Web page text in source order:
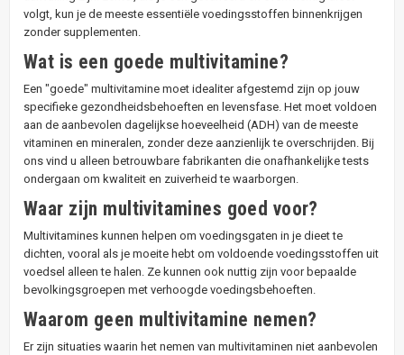
volgt, kun je de meeste essentiële voedingsstoffen binnenkrijgen
zonder supplementen.
Wat is een goede multivitamine?
Een "goede" multivitamine moet idealiter afgestemd zijn op jouw
specifieke gezondheidsbehoeften en levensfase. Het moet voldoen
aan de aanbevolen dagelijkse hoeveelheid (ADH) van de meeste
vitaminen en mineralen, zonder deze aanzienlijk te overschrijden. Bij
ons vind u alleen betrouwbare fabrikanten die onafhankelijke tests
ondergaan om kwaliteit en zuiverheid te waarborgen.
Waar zijn multivitamines goed voor?
Multivitamines kunnen helpen om voedingsgaten in je dieet te
dichten, vooral als je moeite hebt om voldoende voedingsstoffen uit
voedsel alleen te halen. Ze kunnen ook nuttig zijn voor bepaalde
bevolkingsgroepen met verhoogde voedingsbehoeften.
Waarom geen multivitamine nemen?
Er zijn situaties waarin het nemen van multivitaminen niet aanbevolen